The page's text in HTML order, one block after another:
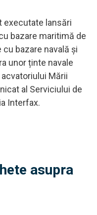
executate lansări
bazare maritimă de
bazare navală și
unor ținte navale
Mării
al Serviciului de
Interfax.
asupra